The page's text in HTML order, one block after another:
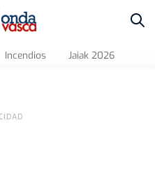
Incendios Jaiak 2026